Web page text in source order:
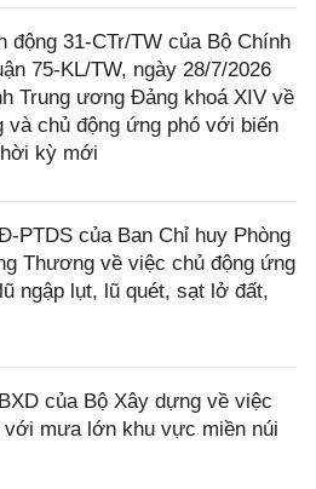
động 31-CTr/TW của Bộ Chính
75-KL/TW, ngày 28/7/2026
Trung ương Đảng khoá XIV về
và chủ động ứng phó với biến
kỳ mới
PTDS của Ban Chỉ huy Phòng
Thương về việc chủ động ứng
ngập lụt, lũ quét, sạt lở đất,
của Bộ Xây dựng về việc
với mưa lớn khu vực miền núi